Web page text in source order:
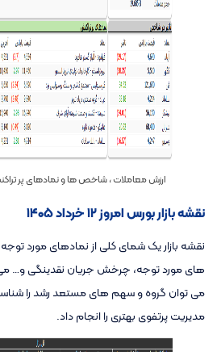
ارزش معاملات ، شاخص ها و نمادهای پر
نقشه بازار بورس امروز ۱۲ خرداد ۱۴۰۵
نقشه بازار یک شمای کلی از نمادهای مورد توجه
های مورد توجه، چرخش جریان نقدینگی و…
می توان گروه و سهم های مستعد رشد را
مدیریت پرتفوی بهتری را انجام داد.